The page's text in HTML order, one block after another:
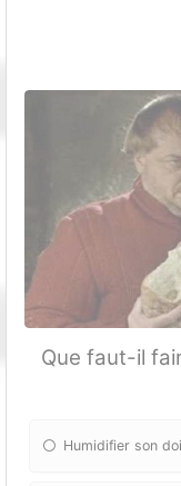
Que faut-il
Humidifier son